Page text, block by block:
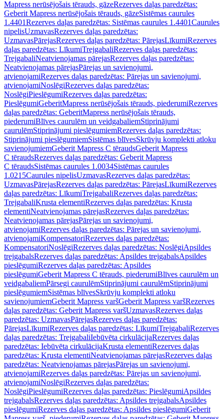
Mapress nerūsējošais tērauds, gāzeRezerves daļas paredzētas:
Geberit Mapress nerūsējošais tērauds, gāzeSistēmas caurules
1.4401Rezerves daļas paredzētas: Sistēmas caurules 1.4401Caurules
nipelisUzmavasRezerves daļas paredzētas:
UzmavasPārejasRezerves daļas paredzētas: PārejasLīkumiRezerves
daļas paredzētas: LīkumiTrejgabaliRezerves daļas paredzētas:
TrejgabaliNeatvienojamas pārejasRezerves daļas paredzētas:
Neatvienojamas pārejasPārejas un savienojumi,
atvienojamiRezerves daļas paredzētas: Pārejas un savienojumi,
atvienojamiNoslēgiRezerves daļas paredzētas:
NoslēgiPieslēgumiRezerves daļas paredzētas:
PieslēgumiGeberitMapress nerūsējošais tērauds, piederumiRezerves
daļas paredzētas: GeberitMapress nerūsējošais tērauds,
piederumiBlīves caurulēm un veidgabaliemStiprinājumi
caurulēmStiprinājumi pieslēgumiemRezerves daļas paredzētas:
Stiprinājumi pieslēgumiemSistēmas blīvesSkrūvju komplekti atloku
savienojumiemGeberit Mapress C tēraudsGeberit Mapress
C tēraudsRezerves daļas paredzētas: Geberit Mapress
C tēraudsSistēmas caurules 1.0034Sistēmas caurules
1.0215Caurules nipelisUzmavasRezerves daļas paredzētas:
UzmavasPārejasRezerves daļas paredzētas: PārejasLīkumiRezerves
daļas paredzētas: LīkumiTrejgabaliRezerves daļas paredzētas:
TrejgabaliKrusta elementiRezerves daļas paredzētas: Krusta
elementiNeatvienojamas pārejasRezerves daļas paredzētas:
Neatvienojamas pārejasPārejas un savienojumi,
atvienojamiRezerves daļas paredzētas: Pārejas un savienojumi,
atvienojamiKompensatoriRezerves daļas paredzētas:
KompensatoriNoslēgiRezerves daļas paredzētas: NoslēgiApsildes
trejgabalsRezerves daļas paredzētas: Apsildes trejgabalsApsildes
pieslēgumiRezerves daļas paredzētas: Apsildes
pieslēgumiGeberit Mapress C tērauds, piederumiBlīves caurulēm un
veidgabaliemPārsegi caurulēmStiprinājumi caurulēmStiprinājumi
pieslēgumiemSistēmas blīvesSkrūvju komplekti atloku
savienojumiemGeberit Mapress varšGeberit Mapress varšRezerves
daļas paredzētas: Geberit Mapress varšUzmavasRezerves daļas
paredzētas: UzmavasPārejasRezerves daļas paredzētas:
PārejasLīkumiRezerves daļas paredzētas: LīkumiTrejgabaliRezerves
daļas paredzētas: TrejgabaliIebūvēta cirkulācijaRezerves daļas
paredzētas: Iebūvēta cirkulācijaKrusta elementiRezerves daļas
paredzētas: Krusta elementiNeatvienojamas pārejasRezerves daļas
paredzētas: Neatvienojamas pārejasPārejas un savienojumi,
atvienojamiRezerves daļas paredzētas: Pārejas un savienojumi,
atvienojamiNoslēgiRezerves daļas paredzētas:
NoslēgiPieslēgumiRezerves daļas paredzētas: PieslēgumiApsildes
trejgabalsRezerves daļas paredzētas: Apsildes trejgabalsApsildes
pieslēgumiRezerves daļas paredzētas: Apsildes pieslēgumiGeberit